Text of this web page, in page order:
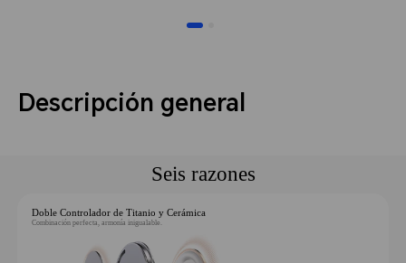
Descripción general
Seis razones
Doble Controlador de Titanio y Cerámica
Combinación perfecta, armonía inigualable.